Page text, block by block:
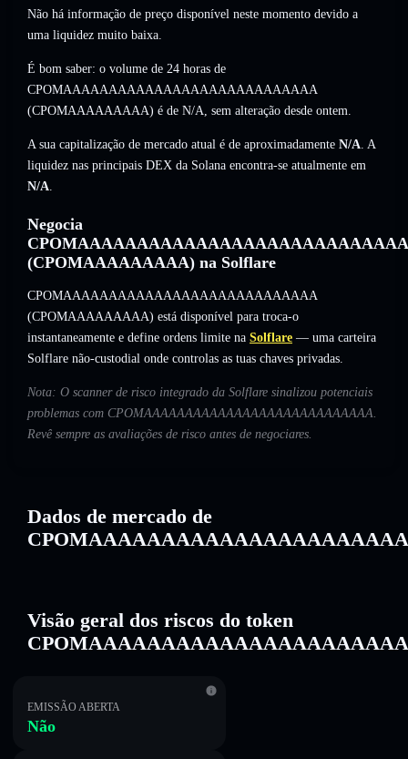
Não há informação de preço disponível neste momento devido a
uma liquidez muito baixa.
É bom saber: o volume de 24 horas de
CPOMAAAAAAAAAAAAAAAAAAAAAAAAAAAA
(CPOMAAAAAAAAA) é de N/A, sem alteração desde ontem.
A sua capitalização de mercado atual é de aproximadamente N/A. A
liquidez nas principais DEX da Solana encontra-se atualmente em
N/A.
Negocia
CPOMAAAAAAAAAAAAAAAAAAAAAAAAAAAA
(CPOMAAAAAAAAA) na Solflare
CPOMAAAAAAAAAAAAAAAAAAAAAAAAAAAA
(CPOMAAAAAAAAA) está disponível para troca-o
instantaneamente e define ordens limite na Solflare — uma carteira
Solflare não-custodial onde controlas as tuas chaves privadas.
Nota: O scanner de risco integrado da Solflare sinalizou potenciais
problemas com CPOMAAAAAAAAAAAAAAAAAAAAAAAAAAAA.
Revê sempre as avaliações de risco antes de negociares.
Dados de mercado de
Visão geral dos riscos do token
EMISSÃO ABERTA
Não